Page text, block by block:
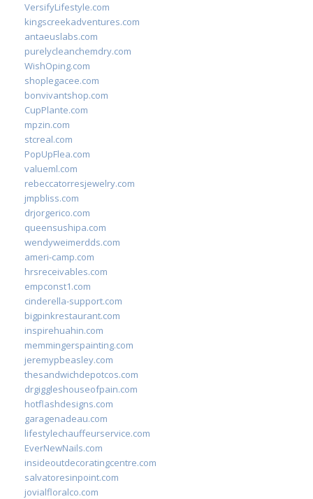
VersifyLifestyle.com
kingscreekadventures.com
antaeuslabs.com
purelycleanchemdry.com
WishOping.com
shoplegacee.com
bonvivantshop.com
CupPlante.com
mpzin.com
stcreal.com
PopUpFlea.com
valueml.com
rebeccatorresjewelry.com
jmpbliss.com
drjorgerico.com
queensushipa.com
wendyweimerdds.com
ameri-camp.com
hrsreceivables.com
empconst1.com
cinderella-support.com
bigpinkrestaurant.com
inspirehuahin.com
memmingerspainting.com
jeremypbeasley.com
thesandwichdepotcos.com
drgiggleshouseofpain.com
hotflashdesigns.com
garagenadeau.com
lifestylechauffeurservice.com
EverNewNails.com
insideoutdecoratingcentre.com
salvatoresinpoint.com
jovialfloralco.com